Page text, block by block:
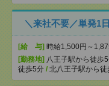
＼来社不要／単発1
[給 与] 時給1,500円～
[勤務地] 八王子駅から徒歩
徒歩5分 / 北八王子駅から徒